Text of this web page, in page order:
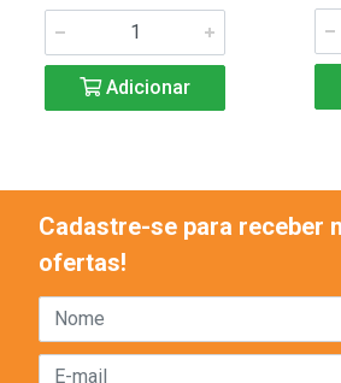
Adicionar
Cadastre-se para receber
ofertas!